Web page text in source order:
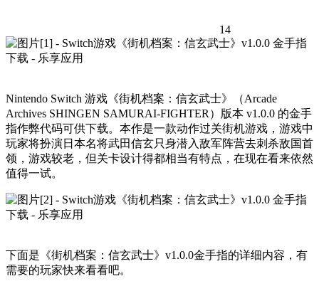
14
Nintendo Switch 游戏《街机档案：信玄武士》（Arcade
Archives SHINGEN SAMURAI-FIGHTER）版本 v1.0.0 的金手
指作弊代码可供下载。本作是一款动作过关街机游戏，游戏中
玩家将扮演日本名将武田信玄只身潜入敌军阵营去刺杀敌国首
领，游戏较老，但关卡设计得都相当有特点，在现在看来依然
值得一试。
下面是《街机档案：信玄武士》v1.0.0金手指的详细内容，有
需要的玩家快来看看吧。